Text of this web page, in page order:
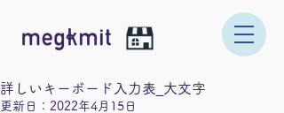
詳しいキーボード入力表_大文字
更新日： 2022年4月15日